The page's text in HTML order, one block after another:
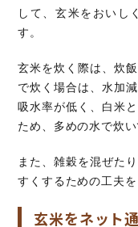
して、玄米をおいし
す。
玄米を炊く際は、炊
で炊く場合は、水加
吸水率が低く、白米
ため、多めの水で炊い
また、雑穀を混ぜた
すくするための工夫を
玄米をネット